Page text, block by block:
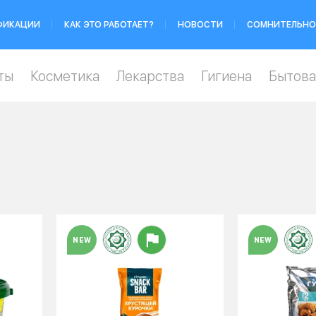
КАК ЭТО РАБОТАЕТ? НОВОСТИ
Косметика Лекарства Гигиена
NEW NEW